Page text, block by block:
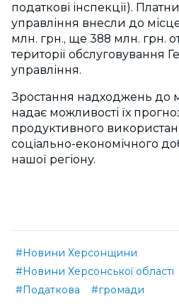
податкові інспекції).
управління внесли до
млн. грн., ще 388 млн. грн.
території обслуговування
управління.
Зростання надходжень до
надає можливості їх
продуктивного
соціально-економічного
нашої регіону.
#Новини Херсонщини
#Новини Херсонської області
#Податкова
#громади